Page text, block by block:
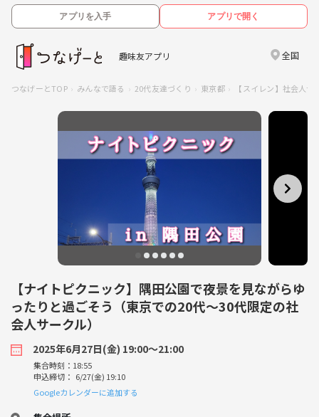
アプリを入手 アプリで開く
趣味友アプリ 全国
つなげーとTOP みんなで語る 20代友達づくり 東京都 【スイレン】社会人
【ナイトピクニック】隅田公園で夜景を見ながらゆ
ったりと過ごそう（東京での20代〜30代限定の社
会人サークル）
2025年6月27日(金) 19:00〜21:00
集合時刻：18:55
申込締切： 6/27(金) 19:10
Googleカレンダーに追加する